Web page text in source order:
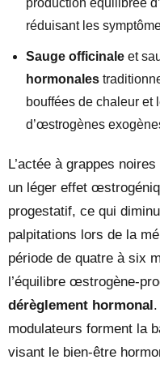
réduisant les
Sauge officinale et
hormonales
bouffées de chaleur et
d’œstrogènes
L’actée à grappes
un léger effet
progestatif, ce qui
palpitations lors de la
période de quatre à six
l’équilibre œstrogène-
dérèglement hormonal
modulateurs forment la
visant le bien-être